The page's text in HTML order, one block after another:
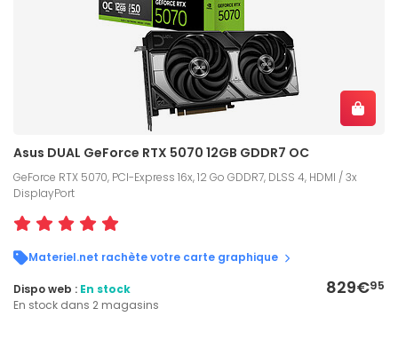
Asus DUAL GeForce RTX 5070 12GB GDDR7 OC
GeForce RTX 5070, PCI-Express 16x, 12 Go GDDR7, DLSS 4, HDMI / 3x
DisplayPort
Materiel.net rachète votre carte graphique
829€95
Dispo web : En stock
En stock dans 2 magasins